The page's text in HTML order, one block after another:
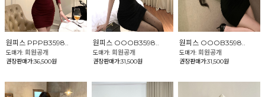
원피스 PPPB3598..
도매가: 회원공개
권장판매가:36,500원
원피스 OOOB3598..
도매가: 회원공개
권장판매가:31,500원
원피스 OOOB3598..
도매가:회원공개
권장판매가:31,500원